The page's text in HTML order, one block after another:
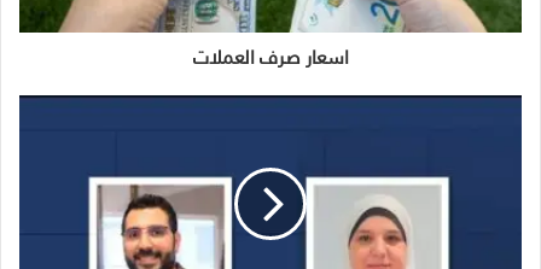
اسعار صرف العملات